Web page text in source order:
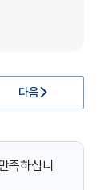
다음
족하십니